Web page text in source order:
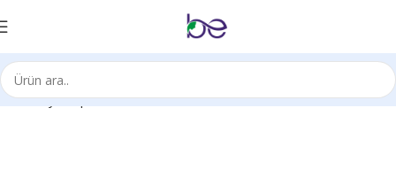
Ana Sayfa Aparat Ürünleri Sabunluk